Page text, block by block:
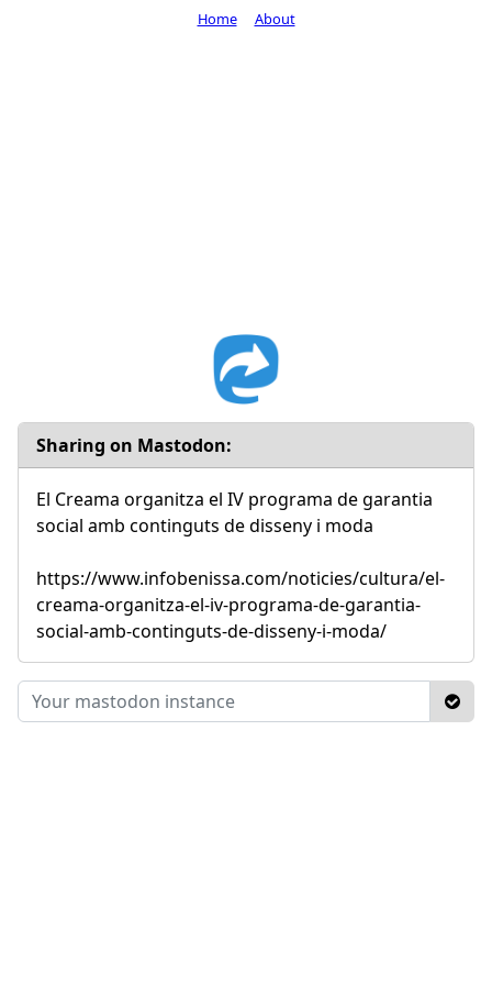
Sharing on Mastodon:
El Creama organitza el IV programa de garantia
social amb continguts de disseny i moda
https://www.infobenissa.com/noticies/cultura/el-
creama-organitza-el-iv-programa-de-garantia-
social-amb-continguts-de-disseny-i-moda/
Home About